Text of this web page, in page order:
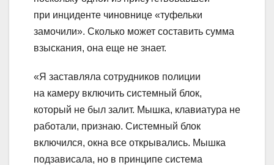
при инциденте чиновнице «туфельки
замочили». Сколько может составить сумма
взыскания, она еще не знает.
«Я заставляла сотрудников полиции
на камеру включить системный блок,
который не был залит. Мышка, клавиатура не
работали, признаю. Системный блок
включился, окна все открывались. Мышка
подзависала, но в принципе система